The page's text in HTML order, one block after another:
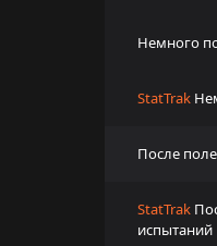
Немного
StatTrak
После
StatTrak
испытаний